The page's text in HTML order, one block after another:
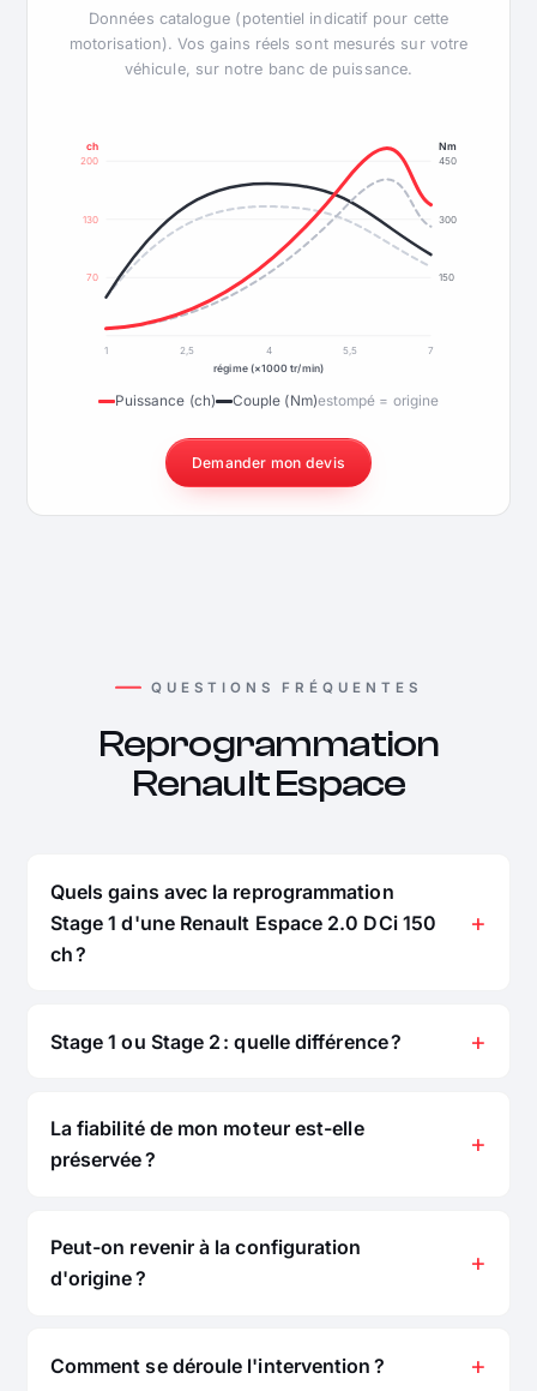
Données catalogue (potentiel indicatif pour cette
motorisation). Vos gains réels sont mesurés sur votre
véhicule, sur notre banc de puissance.
70
130
200
150
300
450
ch Nm
1 2,5 4 5,5
7
régime (×1000 tr/min)
Puissance (ch) Couple (Nm)estompé = origine
Demander mon devis
QUESTIONS FRÉQUENTES
Reprogrammation
Renault Espace
Quels gains avec la reprogrammation
Stage 1 d'une Renault Espace 2.0 DCi 150
ch ?
Stage 1 ou Stage 2 : quelle différence ?
La fiabilité de mon moteur est-elle
préservée ?
Peut-on revenir à la configuration
d'origine ?
Comment se déroule l'intervention ?